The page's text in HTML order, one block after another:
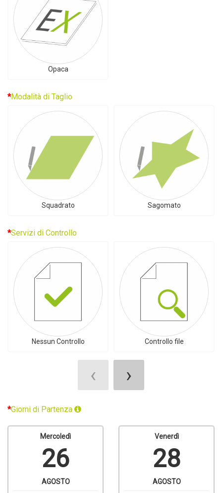
Opaca
Modalità di Taglio
Squadrato Sagomato
Servizi di Controllo
Nessun Controllo Controllo file
‹ ›
Giorni di Partenza
Mercoledì
26
AGOSTO
Venerdì
28
AGOSTO